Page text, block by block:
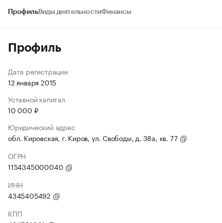
ПрофильВиды деятельностиФинансы
Профиль
Дата регистрации
12 января 2015
Уставной капитал
10 000 ₽
Юридический адрес
обл. Кировская, г. Киров, ул. Свободы, д. 38а, кв. 77
ОГРН
1154345000040
ИНН
4345405492
КПП